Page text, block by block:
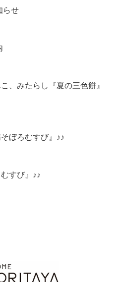
らせ
、みたらし『夏の三色餅』
ぼろむすび』♪♪
すび』♪♪